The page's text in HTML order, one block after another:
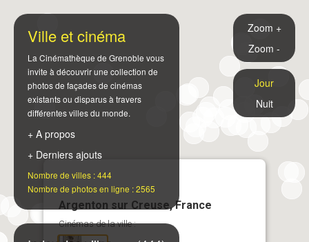
Argenton sur Creuse, France
Cinémas de la ville :
Ville et cinéma
La Cinémathèque de Grenoble vous
invite à découvrir une collection de
photos de façades de cinémas
existants ou disparus à travers
différentes villes du monde.
+ A propos
+ Derniers ajouts
Nombre de villes : 444
Nombre de photos en ligne : 2565
Zoom +
Zoom -
Jour
Nuit